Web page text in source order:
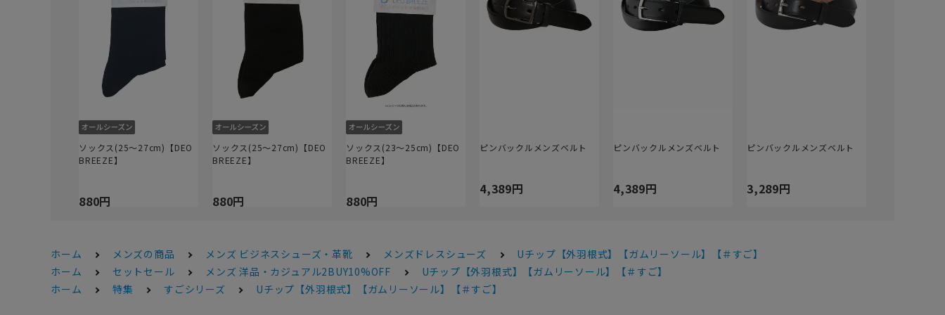
ソックス(25～27cm)【DEO
BREEZE】
880円
ソックス(25～27cm)【DEO
BREEZE】
880円
ソックス(23～25cm)【DEO
BREEZE】
880円
ピンバックルメンズベルト
4,389円
ピンバックルメンズベルト
4,389円
ピンバックルメンズベルト
3,289円
ホーム メンズの商品 メンズ ビジネスシューズ・革靴 メンズドレスシューズ
Uチップ【外羽根式】【ガムリーソール】【＃すご】
ホーム
セットセール メンズ 洋品・カジュアル2BUY10%OFF
Uチップ【外羽根式】【ガムリーソール】【＃すご】
ホーム
特集 すごシリーズ Uチップ【外羽根式】【ガムリーソール】【＃すご】